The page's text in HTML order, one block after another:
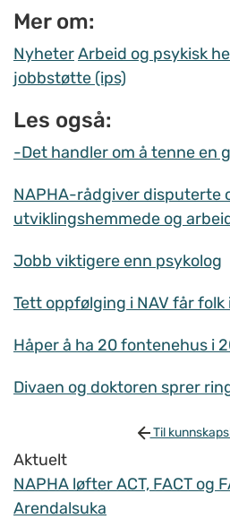
Mer om:
NyheterArbeid og psykisk
jobbstøtte (ips)
Les også:
-Det handler om å tenne en
NAPHA-rådgiver disputerte
utviklingshemmede og
Jobb viktigere enn psykolog
Tett oppfølging i NAV får folk
Håper å ha 20 fontenehus i
Divaen og doktoren sprer
Til
Aktuelt
NAPHA løfter ACT, FACT og
Arendalsuka